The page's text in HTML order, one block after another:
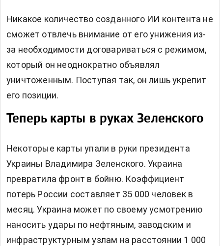
Никакое количество созданного ИИ контента не
сможет отвлечь внимание от его унижения из-
за необходимости договариваться с режимом,
который он неоднократно объявлял
уничтоженным. Поступая так, он лишь укрепит
его позиции.
Теперь карты в руках Зеленского
Некоторые карты упали в руки президента
Украины Владимира Зеленского. Украина
превратила фронт в бойню. Коэффициент
потерь России составляет 35 000 человек в
месяц. Украина может по своему усмотрению
наносить удары по нефтяным, заводским и
инфраструктурным узлам на расстоянии 1 000